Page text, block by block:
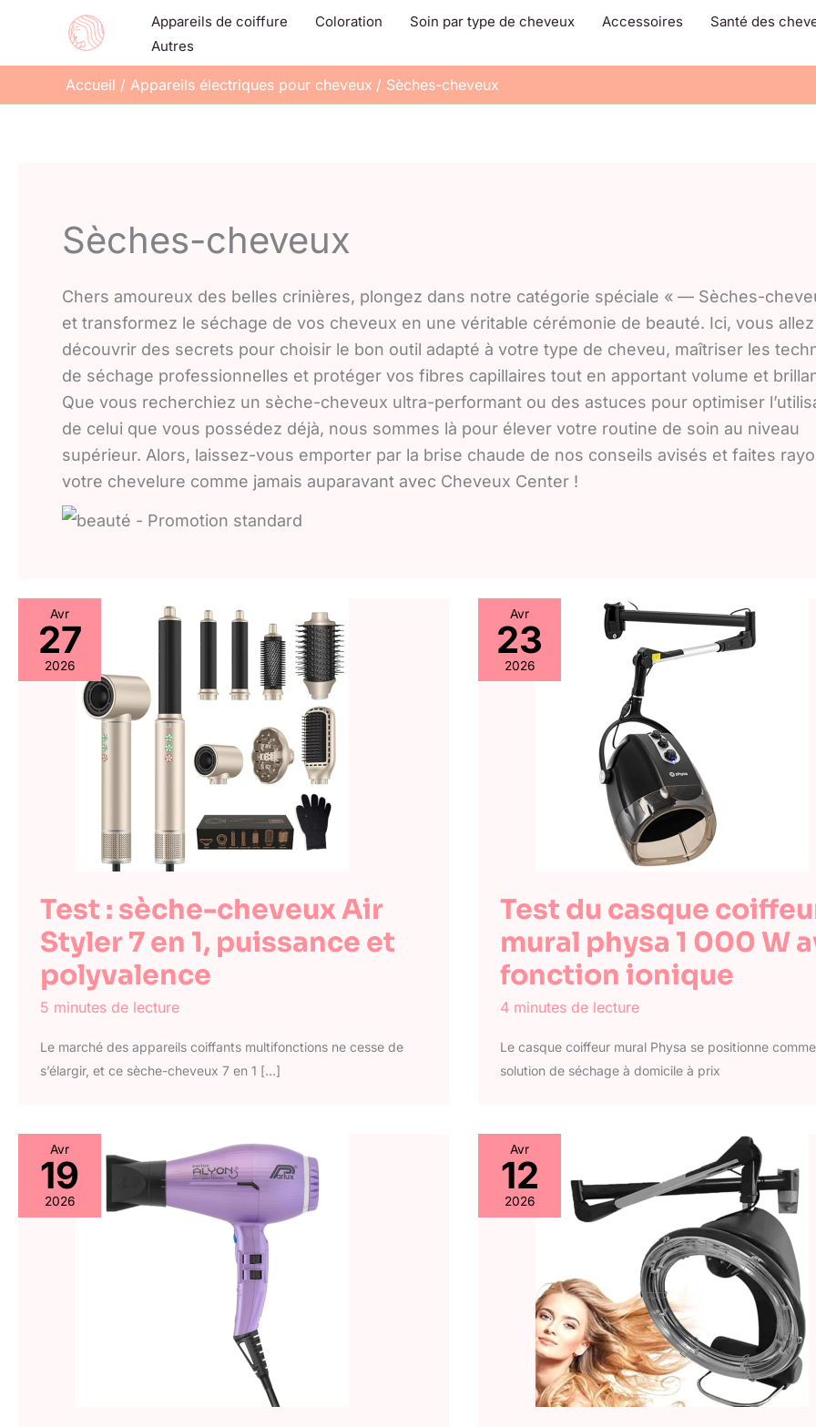
contenu
Appareils de coiffure Coloration Soin par type de cheveux Accessoires Santé des
Autres
Accueil Appareils électriques pour cheveux Sèches-cheveux
Sèches-cheveux
Chers amoureux des belles crinières, plongez dans notre catégorie spéciale « — Sèches-
et transformez le séchage de vos cheveux en une véritable cérémonie de beauté. Ici, vous allez
découvrir des secrets pour choisir le bon outil adapté à votre type de cheveu, maîtriser les
de séchage professionnelles et protéger vos fibres capillaires tout en apportant volume et
Que vous recherchiez un sèche-cheveux ultra-performant ou des astuces pour optimiser
de celui que vous possédez déjà, nous sommes là pour élever votre routine de soin au niveau
supérieur. Alors, laissez-vous emporter par la brise chaude de nos conseils avisés et faites
votre chevelure comme jamais auparavant avec Cheveux Center !
Avr
27
2026
Test : sèche-cheveux Air
Styler 7 en 1, puissance et
polyvalence
5 minutes de lecture
Le marché des appareils coiffants multifonctions ne cesse de
s’élargir, et ce sèche-cheveux 7 en 1 […]
Avr
23
2026
Test du casque
mural physa 1 000 W
fonction ionique
4 minutes de lecture
Le casque coiffeur mural Physa se positionne
solution de séchage à domicile à prix
Avr
19
2026
Avr
12
2026